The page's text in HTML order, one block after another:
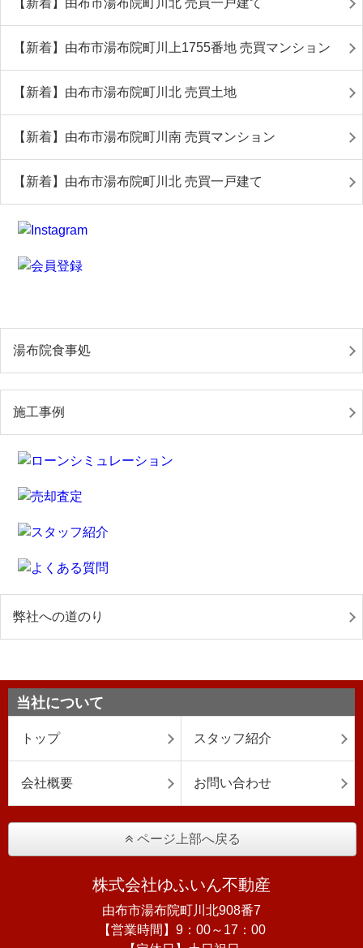
【新着】由布市湯布院町川北 売買一戸建て
【新着】由布市湯布院町川上1755番地 売買マンション
【新着】由布市湯布院町川北 売買土地
【新着】由布市湯布院町川南 売買マンション
【新着】由布市湯布院町川北 売買一戸建て
湯布院食事処
施工事例
弊社への道のり
当社について
トップ スタッフ紹介
会社概要 お問い合わせ
ページ上部へ戻る
株式会社ゆふいん不動産
由布市湯布院町川北908番7
【営業時間】9：00～17：00